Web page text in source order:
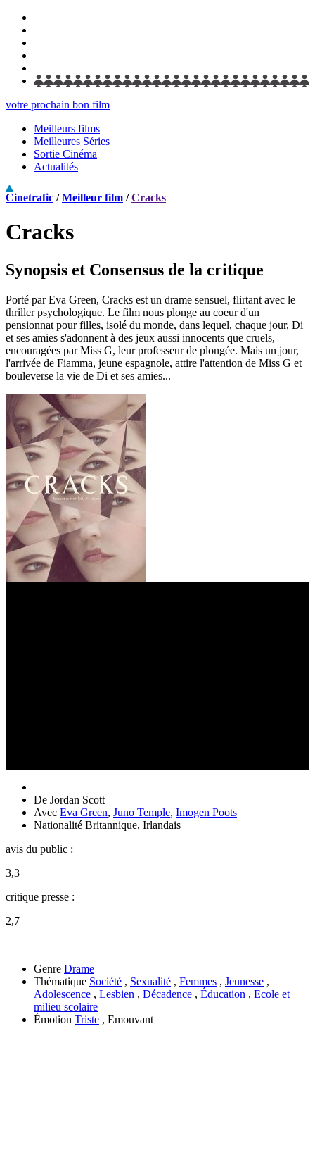
votre prochain bon film
Meilleurs films
Meilleures Séries
Sortie Cinéma
Actualités
Cinetrafic /Meilleur film /Cracks
Cracks
Synopsis et Consensus de la critique
Porté par Eva Green, Cracks est un drame sensuel, flirtant avec le
thriller psychologique. Le film nous plonge au coeur d'un
pensionnat pour filles, isolé du monde, dans lequel, chaque jour, Di
et ses amies s'adonnent à des jeux aussi innocents que cruels,
encouragées par Miss G, leur professeur de plongée. Mais un jour,
l'arrivée de Fiamma, jeune espagnole, attire l'attention de Miss G et
bouleverse la vie de Di et ses amies...
De Jordan Scott
Avec Eva Green, Juno Temple, Imogen Poots
Nationalité Britannique, Irlandais
avis du public :
3,3
critique presse :
2,7
Genre Drame
Thématique Société , Sexualité , Femmes , Jeunesse ,
Adolescence , Lesbien , Décadence , Éducation , Ecole et
milieu scolaire
Émotion Triste , Emouvant